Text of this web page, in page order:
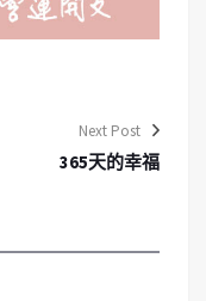
Next Post
365天的幸福